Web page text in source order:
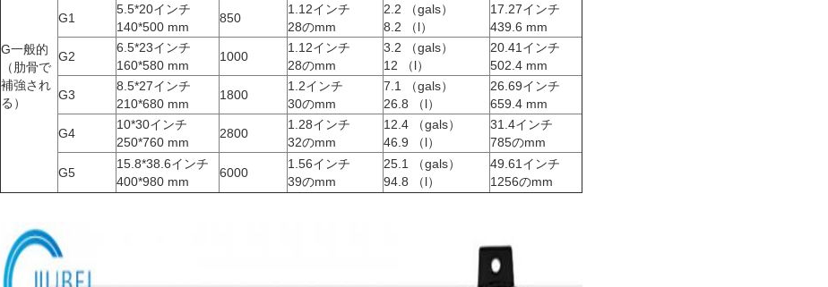
G一般的
（肋骨で
補強され
る）
G1
5.5*20インチ
140*500 mm
850
1.12インチ
28のmm
2.2 （gals）
8.2 （l）
17.27インチ
439.6 mm
G2
6.5*23インチ
160*580 mm
1000
1.12インチ
28のmm
3.2 （gals）
12 （l）
20.41インチ
502.4 mm
G3
8.5*27インチ
210*680 mm
1800
1.2インチ
30のmm
7.1 （gals）
26.8 （l）
26.69インチ
659.4 mm
G4
10*30インチ
250*760 mm
2800
1.28インチ
32のmm
12.4 （gals）
46.9 （l）
31.4インチ
785のmm
G5
15.8*38.6インチ
400*980 mm
6000
1.56インチ
39のmm
25.1 （gals）
94.8 （l）
49.61インチ
1256のmm